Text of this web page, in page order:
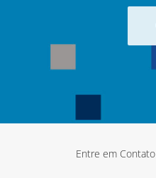
Entre em Contato